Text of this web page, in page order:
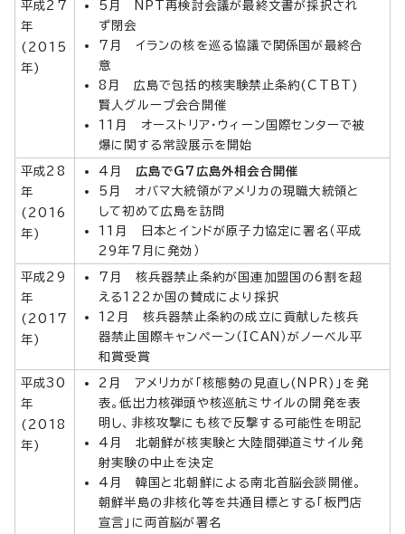
平成27
年
(2015
年)
5月 NPT再検討会議が最終文書が採択され
ず閉会
7月 イランの核を巡る協議で関係国が最終合
意
8月 広島で包括的核実験禁止条約(CTBT)
賢人グループ会合開催
11月 オーストリア・ウィーン国際センターで被
爆に関する常設展示を開始
平成28
年
(2016
年)
4月 広島でG7広島外相会合開催
5月 オバマ大統領がアメリカの現職大統領と
して初めて広島を訪問
11月 日本とインドが原子力協定に署名（平成
29年7月に発効）
平成29
年
(2017
年)
7月 核兵器禁止条約が国連加盟国の6割を超
える122か国の賛成により採択
12月 核兵器禁止条約の成立に貢献した核兵
器禁止国際キャンペーン（ICAN）がノーベル平
和賞受賞
平成30
年
(2018
年)
2月 アメリカが「核態勢の見直し(NPR)」を発
表。低出力核弾頭や核巡航ミサイルの開発を表
明し、非核攻撃にも核で反撃する可能性を明記
4月 北朝鮮が核実験と大陸間弾道ミサイル発
射実験の中止を決定
4月 韓国と北朝鮮による南北首脳会談開催。
朝鮮半島の非核化等を共通目標とする「板門店
宣言」に両首脳が署名